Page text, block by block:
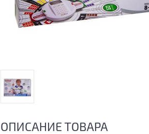
ОПИСАНИЕ ТОВАРА